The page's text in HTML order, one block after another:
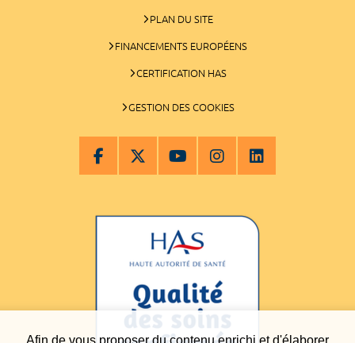
Afin de vous proposer du contenu enrichi et d'élaborer
PLAN DU SITE
FINANCEMENTS EUROPÉENS
CERTIFICATION HAS
GESTION DES COOKIES